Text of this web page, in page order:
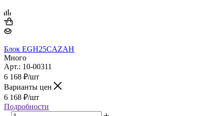
Блок EGH25CAZAH
Много
Арт.: 10-00311
6 168 ₽/шт
Варианты цен
6 168 ₽/шт
Подробности